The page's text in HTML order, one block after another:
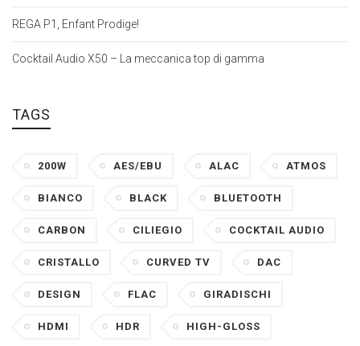
REGA P1, Enfant Prodige!
Cocktail Audio X50 – La meccanica top di gamma
TAGS
200W AES/EBU ALAC ATMOS
BIANCO BLACK BLUETOOTH
CARBON CILIEGIO COCKTAIL AUDIO
CRISTALLO CURVED TV DAC
DESIGN FLAC GIRADISCHI
HDMI HDR HIGH-GLOSS